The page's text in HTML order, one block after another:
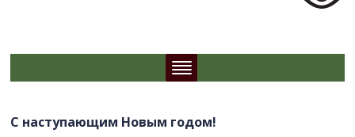
С наступающим Новым годом!